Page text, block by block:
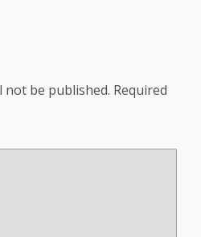
not be published. Required